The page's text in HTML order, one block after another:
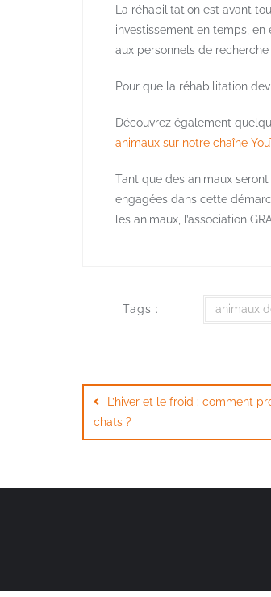
La réhabilitation est avant
investissement en temps, en
aux personnels de
Pour que la réhabilitation
Découvrez également
animaux sur notre chaîne
Tant que des animaux
engagées dans cette
les animaux, l’association
Tags : animaux
L’hiver et le froid : comment
chats ?